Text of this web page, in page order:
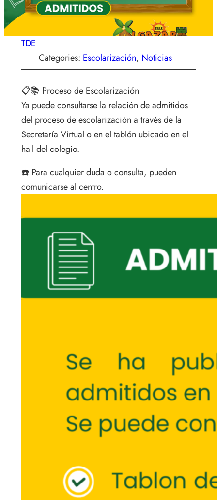
TDE
Categories: Escolarización, Noticias
📋📚 Proceso de Escolarización
Ya puede consultarse la relación de admitidos
del proceso de escolarización a través de la
Secretaría Virtual o en el tablón ubicado en el
hall del colegio.
☎️ Para cualquier duda o consulta, pueden
comunicarse al centro.